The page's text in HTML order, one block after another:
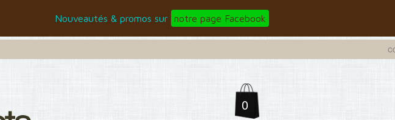
Nouveautés & promos sur notre page Facebook
0